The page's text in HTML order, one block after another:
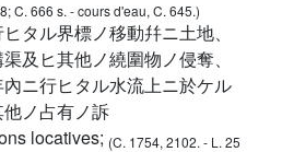
C. 666 s. - cours d'eau, C. 645.)
タル界標ノ移動幷ニ土地、
及ヒ其他ノ繞圍物ノ侵奪、
ニ行ヒタル水流上ニ於ケル
ノ占有ノ訴
locatives; (C. 1754, 2102. - L. 25